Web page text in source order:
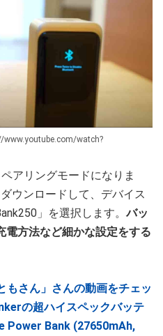
www.youtube.com/watch?
アリングモードになりま
ウンロードして、デバイス
」を選択します。バッ
電方法など細かな設定をする
さん」さんの動画をチェッ
の超ハイスペックバッテ
Power Bank (27650mAh,